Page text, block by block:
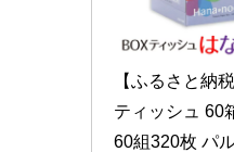
【ふるさと納
ティッシュ 60
60組320枚 パ